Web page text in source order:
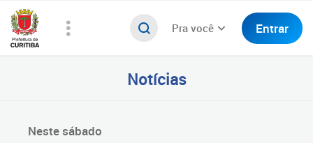
Pra você Entrar
Notícias
Neste sábado